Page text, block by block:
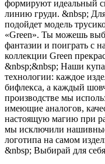
формируют идеальный
линию груди. &nbsp;
подойдет модель
«Green». Ты можешь
фантазии и поиграть с
коллекции Green
&nbsp;&nbsp; Наши
технологии: каждое
бифлекса, а каждый
производстве мы
имеющие аналогов,
настоящую магию при
мы исключили
логотипа на самом
&nbsp; Выбирай для